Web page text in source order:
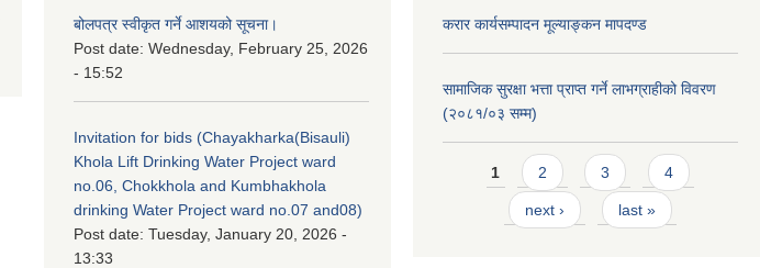
बोलपत्र स्वीकृत गर्ने आशयको सूचना।
Post date: Wednesday, February 25, 2026
- 15:52
Invitation for bids (Chayakharka(Bisauli)
Khola Lift Drinking Water Project ward
no.06, Chokkhola and Kumbhakhola
drinking Water Project ward no.07 and08)
Post date: Tuesday, January 20, 2026 -
13:33
करार कार्यसम्पादन मूल्याङ्कन मापदण्ड
सामाजिक सुरक्षा भत्ता प्राप्त गर्ने लाभग्राहीको विवरण
(२०८१/०३ सम्म)
Pages
1 2 3 4
next › last »